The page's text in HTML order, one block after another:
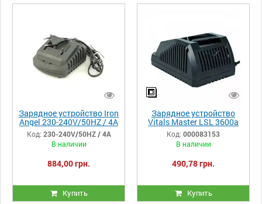
Зарядное устройство Iron
Angel 230-240V/50HZ / 4A
Код: 230-240V/50HZ / 4A
В наличии
884,00 грн.
Купить
Зарядное устройство
Vitals Master LSL 3600a
Код: 000083153
В наличии
490,78 грн.
Купить